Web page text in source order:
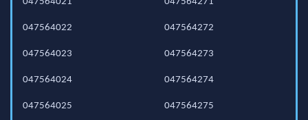
047564022
047564023
047564024
047564025
047564272
047564273
047564274
047564275